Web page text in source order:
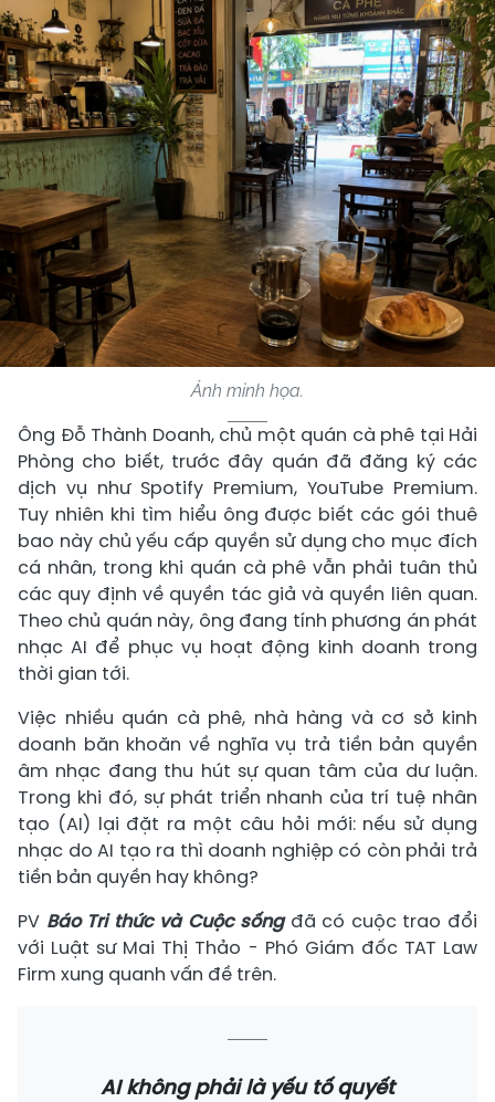
Ảnh minh họa.
Ông Đỗ Thành Doanh, chủ một quán cà phê tại Hải
Phòng cho biết, trước đây quán đã đăng ký các
dịch vụ như Spotify Premium, YouTube Premium.
Tuy nhiên khi tìm hiểu ông được biết các gói thuê
bao này chủ yếu cấp quyền sử dụng cho mục đích
cá nhân, trong khi quán cà phê vẫn phải tuân thủ
các quy định về quyền tác giả và quyền liên quan.
Theo chủ quán này, ông đang tính phương án phát
nhạc AI để phục vụ hoạt động kinh doanh trong
thời gian tới.
Việc nhiều quán cà phê, nhà hàng và cơ sở kinh
doanh băn khoăn về nghĩa vụ trả tiền bản quyền
âm nhạc đang thu hút sự quan tâm của dư luận.
Trong khi đó, sự phát triển nhanh của trí tuệ nhân
tạo (AI) lại đặt ra một câu hỏi mới: nếu sử dụng
nhạc do AI tạo ra thì doanh nghiệp có còn phải trả
tiền bản quyền hay không?
PV Báo Tri thức và Cuộc sốngđã có cuộc trao đổi
với Luật sư Mai Thị Thảo - Phó Giám đốc TAT Law
Firm xung quanh vấn đề trên.
AI không phải là yếu tố quyết